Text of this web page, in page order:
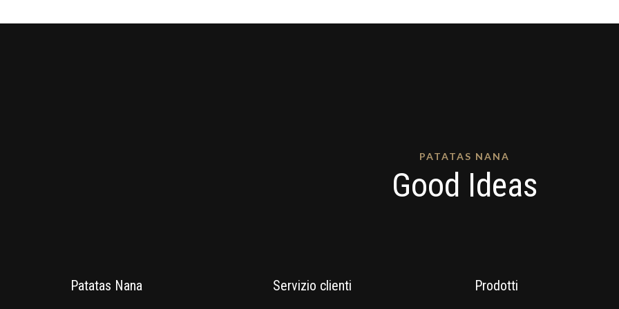
PATATAS NANA
Good Ideas
Patatas Nana Servizio clienti Prodotti